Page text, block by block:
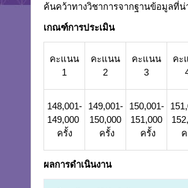
ค้นคว้าทางวิชาการจากฐานข้อมูลที่น่
เกณฑ์การประเมิน
คะแนน
1
คะแนน
2
คะแนน
3
คะ
148,001-
149,000
ครั้ง
149,001-
150,000
ครั้ง
150,001-
151,000
ครั้ง
ผลการดำเนินงาน